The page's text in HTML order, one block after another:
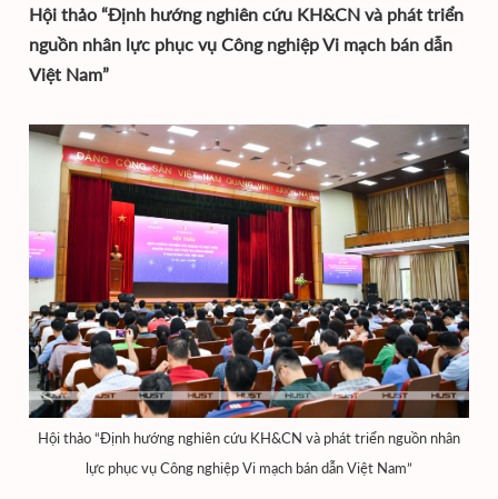
Hội thảo “Định hướng nghiên cứu KH&CN và phát triển
nguồn nhân lực phục vụ Công nghiệp Vi mạch bán dẫn
Việt Nam”
Hội thảo “Định hướng nghiên cứu KH&CN và phát triển nguồn nhân
lực phục vụ Công nghiệp Vi mạch bán dẫn Việt Nam”